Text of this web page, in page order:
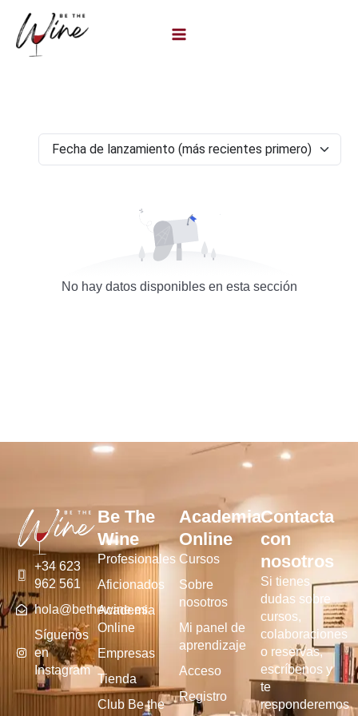
contenido
No hay datos disponibles en esta sección
+34 623
962 561
hola@bethewine.es
Síguenos
en
Instagram
Be The
Wine
Profesionales
Aficionados
Academia
Online
Empresas
Tienda
Club Be the
Academia
Online
Cursos
Sobre
nosotros
Mi panel de
aprendizaje
Acceso
Registro
Contacta
con
nosotros
Si tienes
dudas sobre
cursos,
colaboraciones
o reservas,
escríbenos y
te
responderemos